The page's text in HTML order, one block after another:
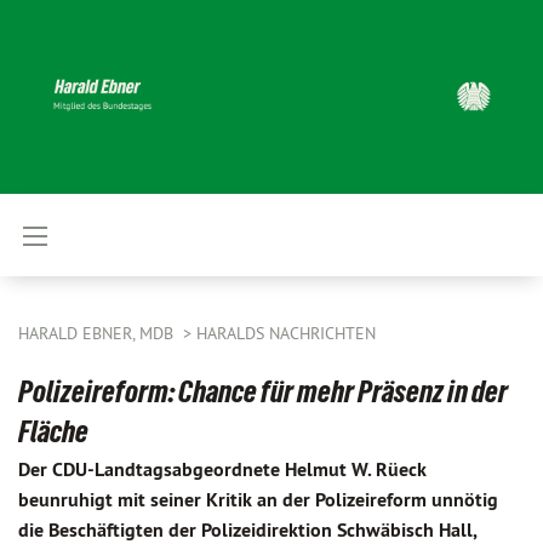
HARALD EBNER, MDB HARALDS NACHRICHTEN
Polizeireform: Chance für mehr Präsenz in der
Fläche
Der CDU-Landtagsabgeordnete Helmut W. Rüeck
beunruhigt mit seiner Kritik an der Polizeireform unnötig
die Beschäftigten der Polizeidirektion Schwäbisch Hall,